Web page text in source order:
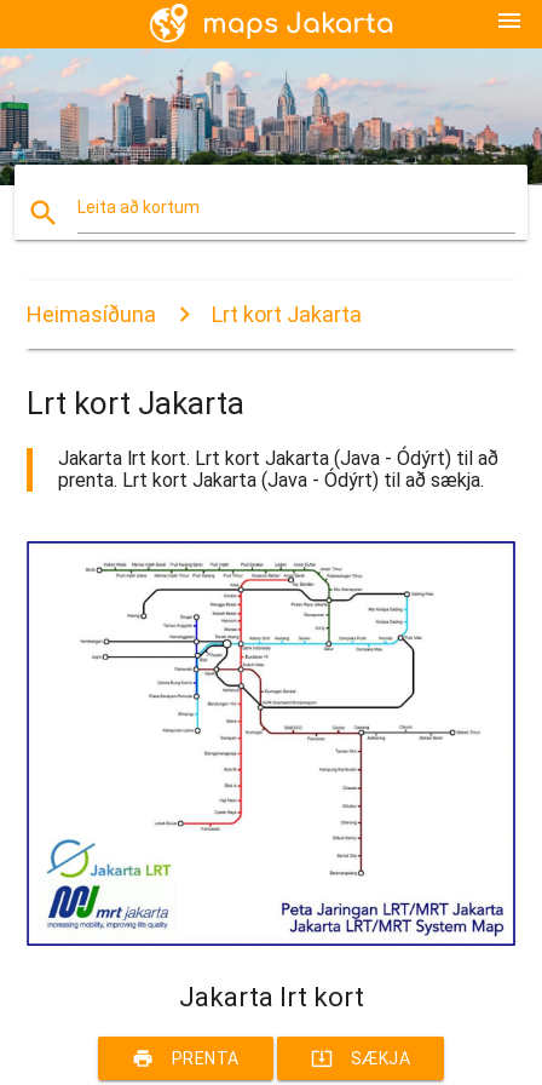
menu
search Leita að kortum
Heimasíðuna Lrt kort Jakarta
Lrt kort Jakarta
Jakarta lrt kort. Lrt kort Jakarta (Java - Ódýrt) til að
prenta. Lrt kort Jakarta (Java - Ódýrt) til að sækja.
Jakarta lrt kort
print PRENTA system_update_alt SÆKJA